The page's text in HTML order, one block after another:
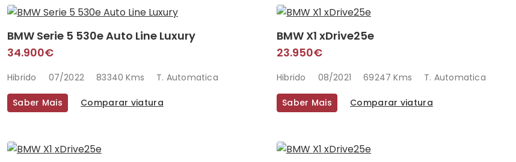
BMW Serie 5 530e Auto Line Luxury
34.900€
Hibrido 07/2022 83340 Kms T. Automatica
Saber Mais Comparar viatura
BMW X1 xDrive25e
23.950€
Hibrido 08/2021 69247 Kms T. Automatica
Saber Mais Comparar viatura